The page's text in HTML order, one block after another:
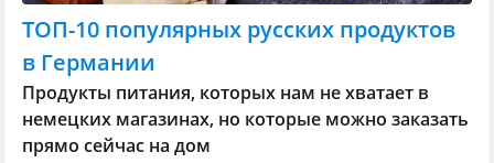
ТОП-10 популярных русских продуктов
в Германии
Продукты питания, которых нам не хватает в
немецких магазинах, но которые можно заказать
прямо сейчас на дом